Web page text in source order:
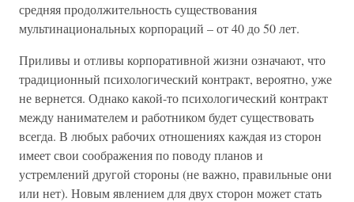
средняя продолжительность существования
мультинациональных корпораций – от 40 до 50 лет.
Приливы и отливы корпоративной жизни означают, что
традиционный психологический контракт, вероятно, уже
не вернется. Однако какой-то психологический контракт
между нанимателем и работником будет существовать
всегда. В любых рабочих отношениях каждая из сторон
имеет свои соображения по поводу планов и
устремлений другой стороны (не важно, правильные они
или нет). Новым явлением для двух сторон может стать